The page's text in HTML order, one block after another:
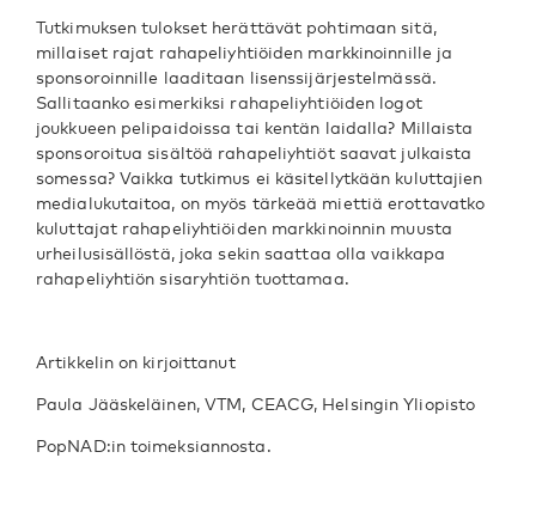
Tutkimuksen tulokset herättävät pohtimaan sitä,
millaiset rajat rahapeliyhtiöiden markkinoinnille ja
sponsoroinnille laaditaan lisenssijärjestelmässä.
Sallitaanko esimerkiksi rahapeliyhtiöiden logot
joukkueen pelipaidoissa tai kentän laidalla? Millaista
sponsoroitua sisältöä rahapeliyhtiöt saavat julkaista
somessa? Vaikka tutkimus ei käsitellytkään kuluttajien
medialukutaitoa, on myös tärkeää miettiä erottavatko
kuluttajat rahapeliyhtiöiden markkinoinnin muusta
urheilusisällöstä, joka sekin saattaa olla vaikkapa
rahapeliyhtiön sisaryhtiön tuottamaa.
Artikkelin on kirjoittanut
Paula Jääskeläinen, VTM, CEACG, Helsingin Yliopisto
PopNAD:in toimeksiannosta.